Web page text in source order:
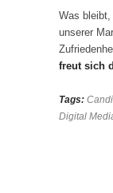
Was bleibt,
unserer
freut sich
Tags:
Digital